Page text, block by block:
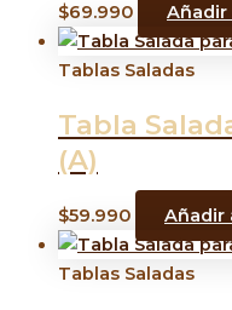
$69.990 Añadir
Tablas Saladas
Tabla
(A)
$59.990 Añadir
Tablas Saladas